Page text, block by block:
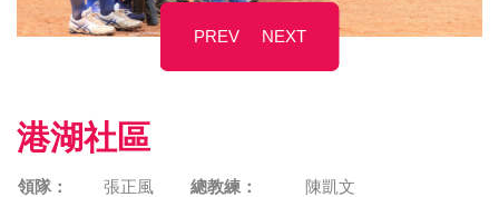
PREV NEXT
港湖社區
領隊： 張正風 總教練：
陳凱文